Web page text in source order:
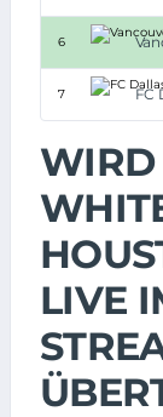
6
7 FC
WIRD
LIVE